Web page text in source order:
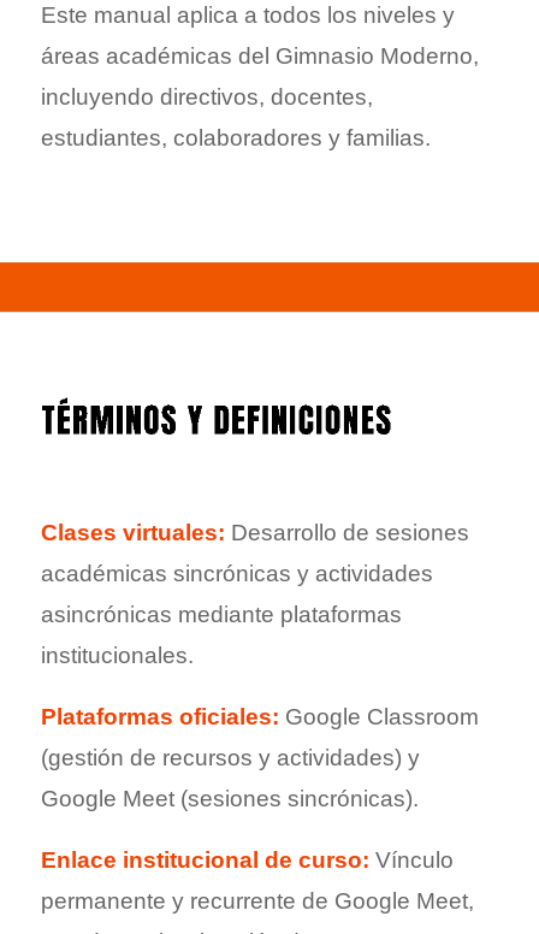
Este manual aplica a todos los niveles y
áreas académicas del Gimnasio Moderno,
incluyendo directivos, docentes,
estudiantes, colaboradores y familias.
Clases virtuales: Desarrollo de sesiones
académicas sincrónicas y actividades
asincrónicas mediante plataformas
institucionales.
Plataformas oficiales: Google Classroom
(gestión de recursos y actividades) y
Google Meet (sesiones sincrónicas).
Enlace institucional de curso: Vínculo
permanente y recurrente de Google Meet,